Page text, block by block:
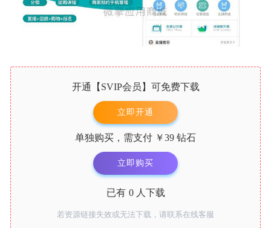
开通【 SVIP会员 】可免费下载
立即开通
单独购买，需支付 ￥39 钻石
立即购买
已有 0 人下载
若资源链接失效或无法下载，请联系在线客服